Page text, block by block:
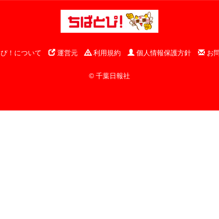
！について 運営元 利用規約 個人情報保護方針 お
© 千葉日報社